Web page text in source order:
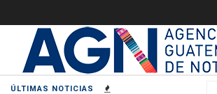
ÚLTIMAS NOTICIAS